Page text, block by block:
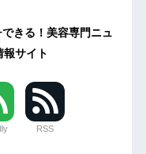
きる！美容専門ニュ
報サイト
RSS